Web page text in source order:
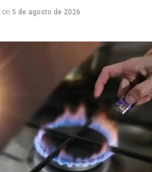
on 5 de agosto de 2026